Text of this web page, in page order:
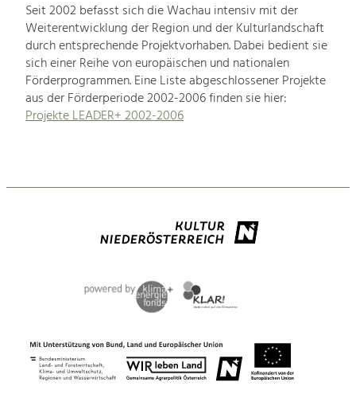
Seit 2002 befasst sich die Wachau intensiv mit der
Weiterentwicklung der Region und der Kulturlandschaft
durch entsprechende Projektvorhaben. Dabei bedient sie
sich einer Reihe von europäischen und nationalen
Förderprogrammen. Eine Liste abgeschlossener Projekte
aus der Förderperiode 2002-2006 finden sie hier:
Projekte LEADER+ 2002-2006